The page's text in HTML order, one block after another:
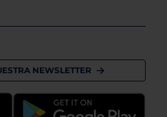
NEWSLETTER